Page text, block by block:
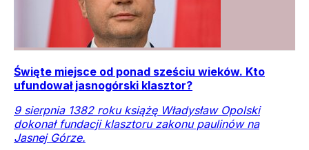
Święte miejsce od ponad sześciu wieków. Kto
ufundował jasnogórski klasztor?
9 sierpnia 1382 roku książę Władysław Opolski
dokonał fundacji klasztoru zakonu paulinów na
Jasnej Górze.